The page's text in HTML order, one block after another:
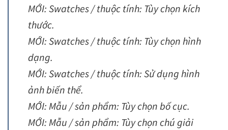
MỚI: Swatches / thuộc tính: Tùy chọn kích
thước.
MỚI: Swatches / thuộc tính: Tùy chọn hình
dạng.
MỚI: Swatches / thuộc tính: Sử dụng hình
ảnh biến thể.
MỚI: Mẫu / sản phẩm: Tùy chọn bố cục.
MỚI: Mẫu / sản phẩm: Tùy chọn chú giải